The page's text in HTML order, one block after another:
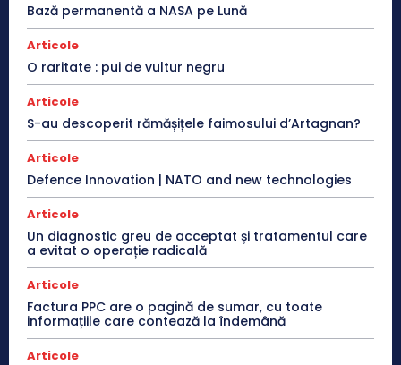
Bază permanentă a NASA pe Lună
Articole
O raritate : pui de vultur negru
Articole
S-au descoperit rămășițele faimosului d’Artagnan?
Articole
Defence Innovation | NATO and new technologies
Articole
Un diagnostic greu de acceptat și tratamentul care
a evitat o operație radicală
Articole
Factura PPC are o pagină de sumar, cu toate
informațiile care contează la îndemână
Articole